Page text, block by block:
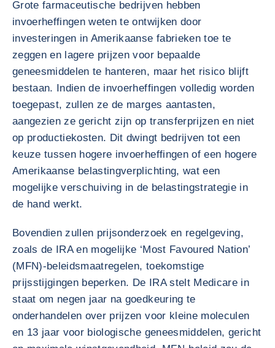
Grote farmaceutische bedrijven hebben
invoerheffingen weten te ontwijken door
investeringen in Amerikaanse fabrieken toe te
zeggen en lagere prijzen voor bepaalde
geneesmiddelen te hanteren, maar het risico blijft
bestaan. Indien de invoerheffingen volledig worden
toegepast, zullen ze de marges aantasten,
aangezien ze gericht zijn op transferprijzen en niet
op productiekosten. Dit dwingt bedrijven tot een
keuze tussen hogere invoerheffingen of een hogere
Amerikaanse belastingverplichting, wat een
mogelijke verschuiving in de belastingstrategie in
de hand werkt.
Bovendien zullen prijsonderzoek en regelgeving,
zoals de IRA en mogelijke ‘Most Favoured Nation’
(MFN)-beleidsmaatregelen, toekomstige
prijsstijgingen beperken. De IRA stelt Medicare in
staat om negen jaar na goedkeuring te
onderhandelen over prijzen voor kleine moleculen
en 13 jaar voor biologische geneesmiddelen, gericht